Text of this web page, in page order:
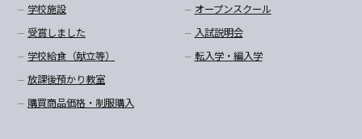
学校施設
受賞しました
学校給食（献立等）
放課後預かり教室
購買商品価格・制服購入
オープンスクール
入試説明会
転入学・編入学